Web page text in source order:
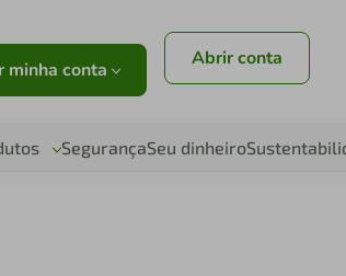
minha conta Abrir conta
SegurançaSeu dinheiro